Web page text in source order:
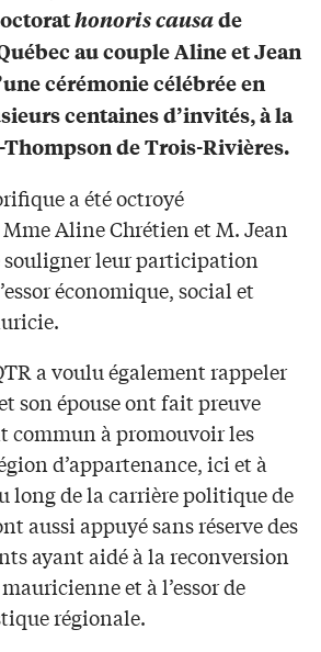
honoris causade
au couple Aline et Jean
cérémonie célébrée en
centaines d’invités, à la
de Trois-Rivières.
a été octroyé
Aline Chrétien et M. Jean
souligner leur participation
économique, social et
a voulu également rappeler
son épouse ont fait preuve
commun à promouvoir les
d’appartenance, ici et à
long de la carrière politique de
aussi appuyé sans réserve des
ayant aidé à la reconversion
et à l’essor de
régionale.